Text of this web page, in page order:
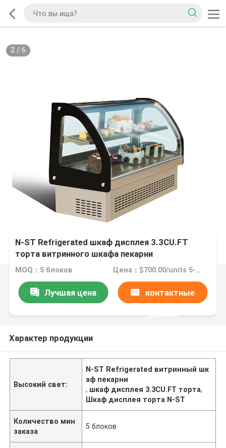
2/ 6
N-ST Refrigerated шкаф дисплея 3.3CU.FT
торта витринного шкафа пекарни
MOQ：5 блоков Цена：$700.00/units 5-9 units
Лучшая цена контактные
данные
Характер продукции
Высокий свет:
N-ST Refrigerated витринный шк
аф пекарни
, шкаф дисплея 3.3CU.FT торта,
Шкаф дисплея торта N-ST
Количество мин
заказа
5 блоков